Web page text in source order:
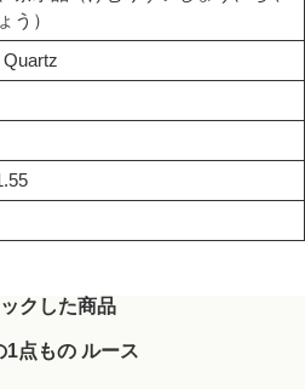
う）
クした商品
1点もの ルース